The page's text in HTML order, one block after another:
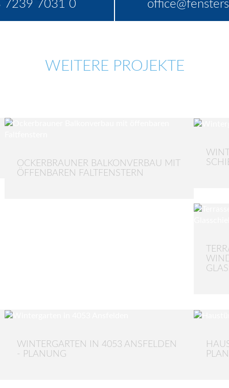
7239 7031 0
WEITERE PROJEKTE
OCKERBRAUNER BALKONVERBAU MIT
ÖFFENBAREN FALTFENSTERN
WINTERGARTEN IN 4053 ANSFELDEN
- PLANUNG